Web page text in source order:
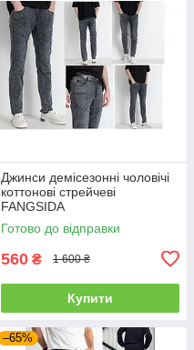
Джинси демісезонні чоловічі
коттонові стрейчеві
FANGSIDA
Готово до відправки
560 ₴ 1 600 ₴
Купити
–65%